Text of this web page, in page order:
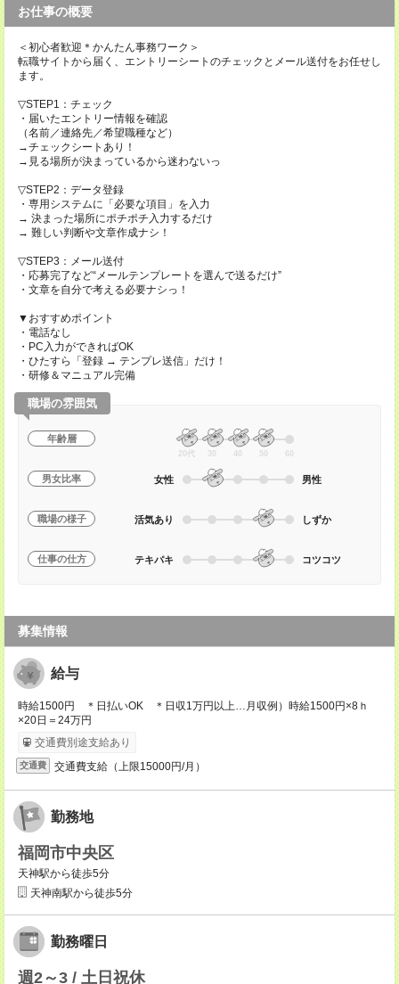
お仕事の概要
＜初心者歓迎＊かんたん事務ワーク＞
転職サイトから届く、エントリーシートのチェックとメール送付をお任せし
ます。
▽STEP1：チェック
・届いたエントリー情報を確認
（名前／連絡先／希望職種など）
→チェックシートあり！
→見る場所が決まっているから迷わないっ
▽STEP2：データ登録
・専用システムに「必要な項目」を入力
→ 決まった場所にポチポチ入力するだけ
→ 難しい判断や文章作成ナシ！
▽STEP3：メール送付
・応募完了など“メールテンプレートを選んで送るだけ”
・文章を自分で考える必要ナシっ！
▼おすすめポイント
・電話なし
・PC入力ができればOK
・ひたすら「登録 → テンプレ送信」だけ！
・研修＆マニュアル完備
職場の雰囲気
年齢層
20代 30 40 50 60
男女比率 女性 男性
職場の様子 活気あり しずか
仕事の仕方 テキパキ コツコツ
募集情報
給与
時給1500円 ＊日払いOK ＊日収1万円以上…月収例）時給1500円×8ｈ
×20日＝24万円
交通費別途支給あり
交通費 交通費支給（上限15000円/月）
勤務地
福岡市中央区
天神駅から徒歩5分
天神南駅から徒歩5分
勤務曜日
週2～3 / 土日祝休